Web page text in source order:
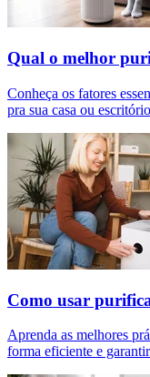
Qual o melhor
Conheça os fatores
pra sua casa ou
Como usar
Aprenda as melhores
forma eficiente e